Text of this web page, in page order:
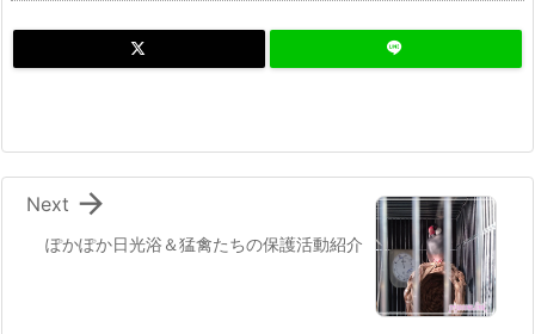
ぽかぽか日光浴＆猛禽たちの保護活動紹介

Next